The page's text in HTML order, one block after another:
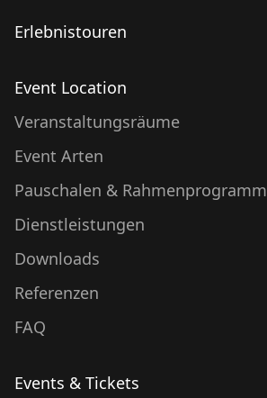
Erlebnistouren
Event Location
Veranstaltungsräume
Event Arten
Pauschalen & Rahmenprogramm
Dienstleistungen
Downloads
Referenzen
FAQ
Events & Tickets